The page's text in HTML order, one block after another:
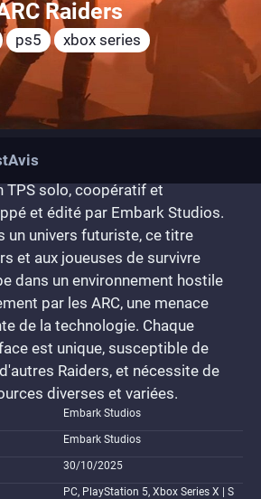
Raiders
ps5 xbox series
Avis
TPS solo, coopératif et
et édité par Embark Studios.
un univers futuriste, ce titre
et aux joueuses de survivre
dans un environnement hostile
par les ARC, une menace
de la technologie. Chaque
est unique, susceptible de
Raiders, et nécessite de
diverses et variées.
Embark Studios
Embark Studios
30/10/2025
PC, PlayStation 5, Xbox Series X | S